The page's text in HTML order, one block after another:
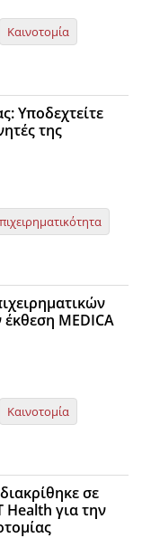
Καινοτομία
Υποδεχτείτε
της
MEDICA
Καινοτομία
σε
για την